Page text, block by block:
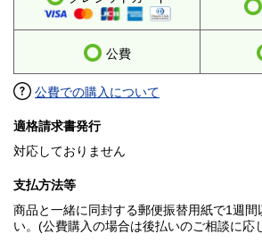
公費
公費での購入について
適格請求書発行
対応しておりません
支払方法等
商品と一緒に同封する郵便振替用紙で1週間
い。(公費購入の場合は後払いのご相談に応